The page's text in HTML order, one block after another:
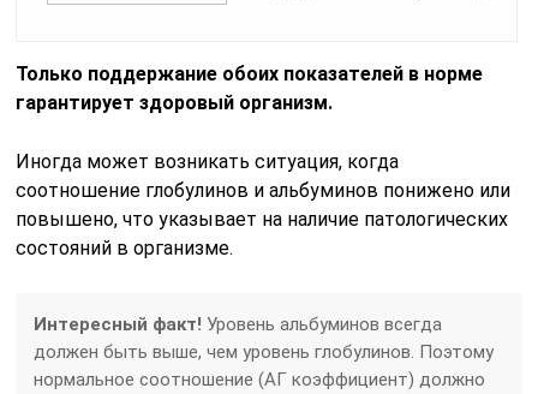
Только поддержание обоих показателей в норме
гарантирует здоровый организм.
Иногда может возникать ситуация, когда
соотношение глобулинов и альбуминов понижено или
повышено, что указывает на наличие патологических
состояний в организме.
Интересный факт! Уровень альбуминов всегда
должен быть выше, чем уровень глобулинов. Поэтому
нормальное соотношение (АГ коэффициент) должно